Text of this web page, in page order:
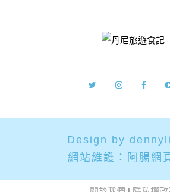
Design by
網站維護： 阿腸網